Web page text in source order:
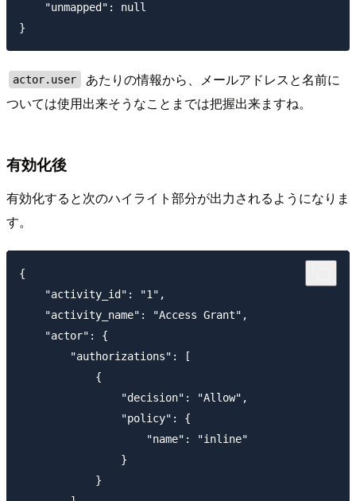
    "unmapped": null
actor.user
あたりの情報から、メールアドレスと名前に
ついては使用出来そうなことまでは把握出来ますね。
有効化後
有効化すると次のハイライト部分が出力されるようになりま
す。
{
    "activity_id": "1",
    "activity_name": "Access Grant",
    "actor": {
        "authorizations": [
            {
                "decision": "Allow",
                "policy": {
                    "name": "inline"
                }
            }